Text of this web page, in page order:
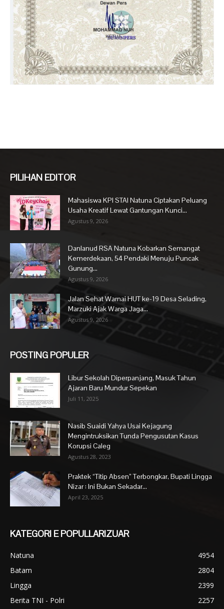
PILIHAN EDITOR
Mahasiswa KPI STAI Natuna Ciptakan Peluang
Usaha Kreatif Lewat Gantungan Kunci...
Agustus 9, 2026
Danlanud RSA Natuna Kobarkan Semangat
Kemerdekaan, 54 Pendaki Menuju Puncak
Gunung...
Agustus 9, 2026
Jalan Sehat Warnai HUT ke-19 Desa Selading,
Marzuki Ajak Warga Jaga...
Agustus 9, 2026
POSTING POPULER
Libur Sekolah Diperpanjang, Masuk Tahun
Ajaran Baru Mundur Sepekan
Juli 11, 2025
Nasib Suaidi Yahya Usai Kejagung
Mengintruksikan Tunda Pengusutan Kasus
Korupsi Caleg
Agustus 28, 2023
Praktek “Titip Absen” Terbongkar, Bupati Lingga
Nizar : Ini Bukan Sekadar...
April 23, 2025
KATEGORI E POPULLARIZUAR
Natuna
4954
Batam
2804
Lingga
2399
Berita TNI - Polri
2257